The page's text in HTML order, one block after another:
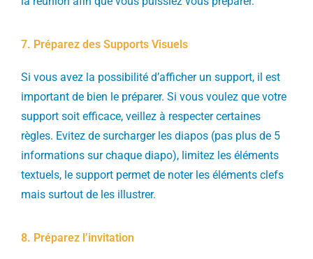
7. Préparez des Supports Visuels
Si vous avez la possibilité d’afficher un support, il est
important de bien le préparer. Si vous voulez que votre
support soit efficace, veillez à respecter certaines
règles. Evitez de surcharger les diapos (pas plus de 5
informations sur chaque diapo), limitez les éléments
textuels, le support permet de noter les éléments clefs
mais surtout de les illustrer.
8. Préparez l’invitation